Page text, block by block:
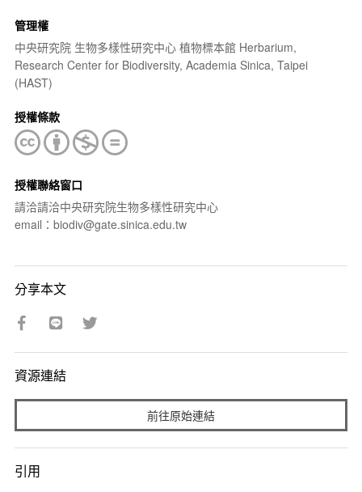
管理權
中央研究院 生物多樣性研究中心 植物標本館 Herbarium,
Research Center for Biodiversity, Academia Sinica, Taipei
(HAST)
授權條款
授權聯絡窗口
請洽請洽中央研究院生物多樣性研究中心
email：biodiv@gate.sinica.edu.tw
分享本文
資源連結
前往原始連結
引用